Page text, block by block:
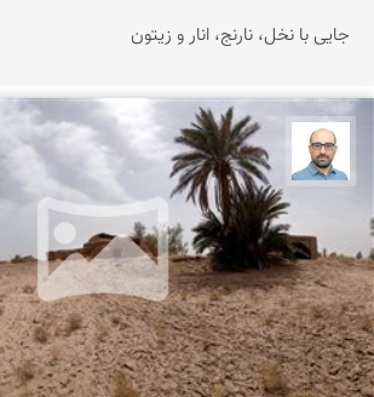
جایی با نخل، نارنج، انار و زیتون
بابک ارجمندی